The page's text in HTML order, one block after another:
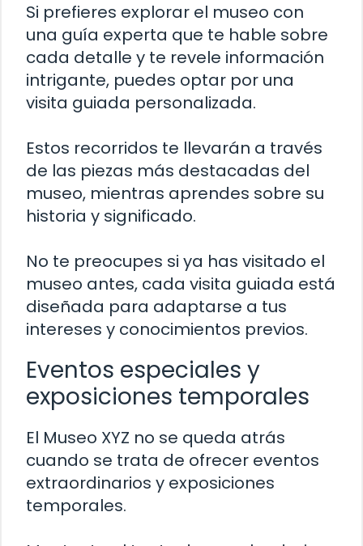
Si prefieres explorar el museo con
una guía experta que te hable sobre
cada detalle y te revele información
intrigante, puedes optar por una
visita guiada personalizada.
Estos recorridos te llevarán a través
de las piezas más destacadas del
museo, mientras aprendes sobre su
historia y significado.
No te preocupes si ya has visitado el
museo antes, cada visita guiada está
diseñada para adaptarse a tus
intereses y conocimientos previos.
Eventos especiales y
exposiciones temporales
El Museo XYZ no se queda atrás
cuando se trata de ofrecer eventos
extraordinarios y exposiciones
temporales.